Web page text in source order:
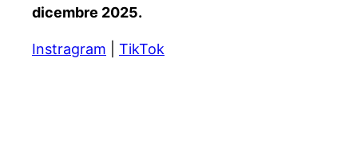
dicembre 2025.
Instragram TikTok